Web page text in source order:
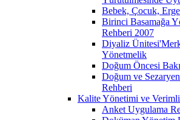
Bebek, Çocuk,
Birinci Basamağa
Rehberi 2007
Diyaliz
Yönetmelik
Doğum Öncesi
Doğum ve
Rehberi
Kalite Yönetimi ve
Anket Uygulama